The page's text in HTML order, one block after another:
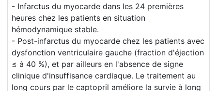
- Infarctus du myocarde dans les 24 premières
heures chez les patients en situation
hémodynamique stable.
- Post-infarctus du myocarde chez les patients avec
dysfonction ventriculaire gauche (fraction d'éjection
≤ à 40 %), et par ailleurs en l'absence de signe
clinique d'insuffisance cardiaque. Le traitement au
long cours par le captopril améliore la survie à long